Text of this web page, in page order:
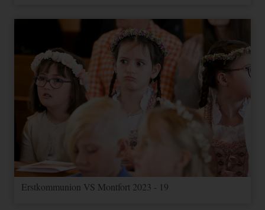
Erstkommunion VS Montfort 2023 - 19
Benutzer zu unterscheiden.
container-
Speichert den aktuellen
Sessionstatus.
2 Jahre Google
_gac_--
property-
Enthält Informationen zu
Kampagnen für den Benutzer.
Wenn Sie Ihr Google
Analytics- und Ihr Google
werden Elemente zur
Effizienzmessung dieses
Cookie lesen, sofern Sie dies
nicht deaktivieren.
Google